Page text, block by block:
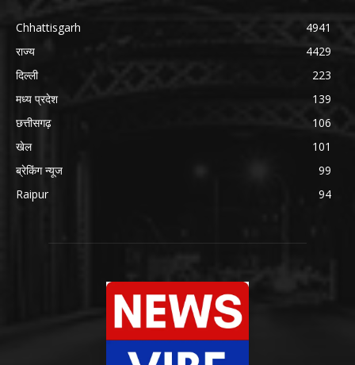
Chhattisgarh
4941
राज्य
4429
दिल्ली
223
मध्य प्रदेश
139
छत्तीसगढ़
106
खेल
101
ब्रेकिंग न्यूज
99
Raipur
94